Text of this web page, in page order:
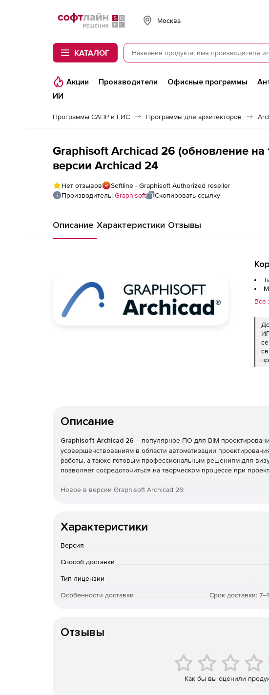
Softline
Москва
КАТАЛОГ
Акции Производители Офисные программы
ИИ
Программы САПР и ГИС Программы для архитекторов
Graphisoft Archicad 26 (обновление на
версии Archicad 24
Нет отзывов
Softline - Graphisoft Authorized reseller
Производитель: Graphisoft Скопировать ссылку
Описание Характеристики Отзывы
Все
Описание
Graphisoft Archicad 26 – популярное ПО для BIM-
усовершенствованиям в области автоматизации
работы, а также готовым профессиональным решениям для
позволяет сосредоточиться на творческом процессе при
Новое в версии Graphisoft Archicad 26:
редактирование.
Благодаря интеграции DDScad можно полностью
проекты в области механики, проектирования и сантехники
дополняется более быстрой и точной документацией
в BIMx результатом является аутентичная
Улучшенные рабочие процессы структурных
более плавного взаимодействия между архитекторами и
Характеристики
Версия
Способ доставки
Тип лицензии
Особенности доставки Срок доставки:
Отзывы
Как бы вы оценили